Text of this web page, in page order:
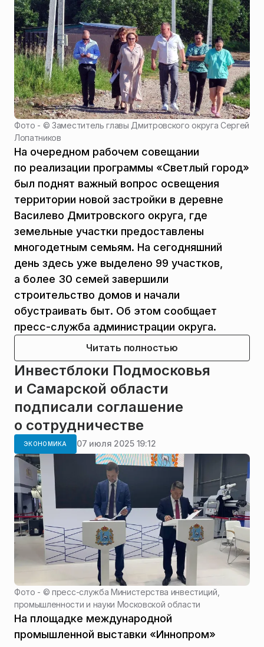
Фото - ©Заместитель главы Дмитровского округа Сергей
Лопатников
На очередном рабочем совещании
по реализации программы «Светлый город»
был поднят важный вопрос освещения
территории новой застройки в деревне
Василево Дмитровского округа, где
земельные участки предоставлены
многодетным семьям. На сегодняшний
день здесь уже выделено 99 участков,
а более 30 семей завершили
строительство домов и начали
обустраивать быт. Об этом сообщает
пресс-служба администрации округа.
Читать полностью
Инвестблоки Подмосковья
и Самарской области
подписали соглашение
о сотрудничестве
ЭКОНОМИКА 07 июля 2025 19:12
Фото - ©пресс-служба Министерства инвестиций,
промышленности и науки Московской области
На площадке международной
промышленной выставки «Иннопром»